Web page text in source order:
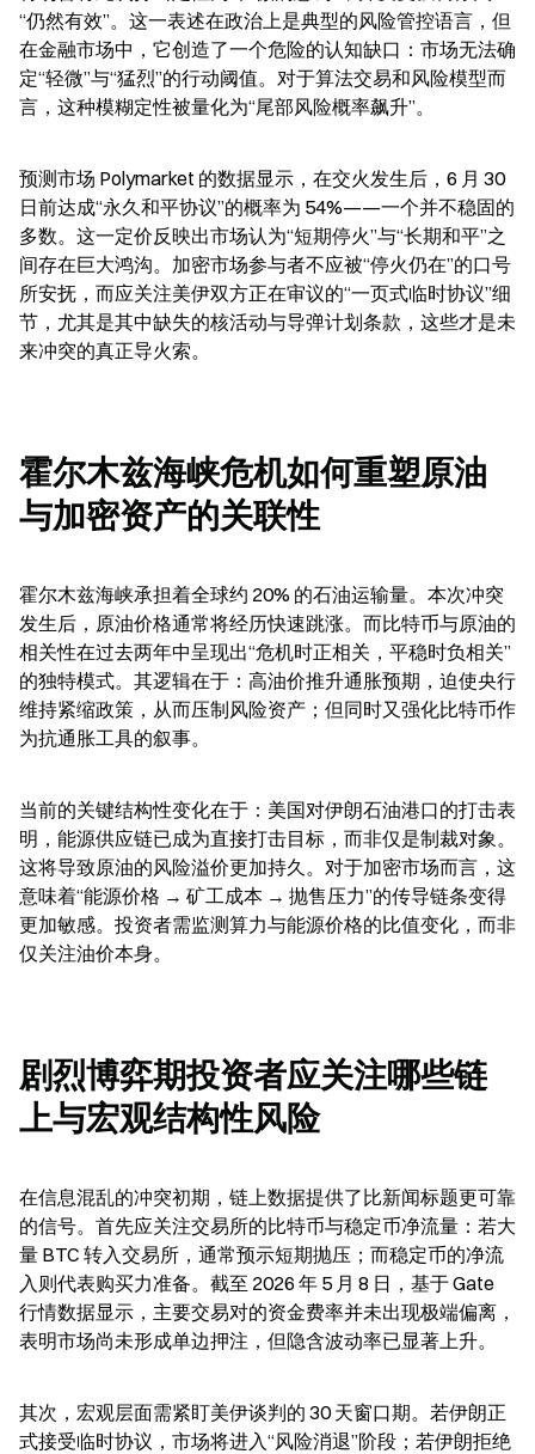
“仍然有效”。这一表述在政治上是典型的风险管控语言，但
在金融市场中，它创造了一个危险的认知缺口：市场无法确
定“轻微”与“猛烈”的行动阈值。对于算法交易和风险模型而
言，这种模糊定性被量化为“尾部风险概率飙升”。
预测市场 Polymarket 的数据显示，在交火发生后，6 月 30
日前达成“永久和平协议”的概率为 54%——一个并不稳固的
多数。这一定价反映出市场认为“短期停火”与“长期和平”之
间存在巨大鸿沟。加密市场参与者不应被“停火仍在”的口号
所安抚，而应关注美伊双方正在审议的“一页式临时协议”细
节，尤其是其中缺失的核活动与导弹计划条款，这些才是未
来冲突的真正导火索。
霍尔木兹海峡危机如何重塑原油
与加密资产的关联性
霍尔木兹海峡承担着全球约 20% 的石油运输量。本次冲突
发生后，原油价格通常将经历快速跳涨。而比特币与原油的
相关性在过去两年中呈现出“危机时正相关，平稳时负相关”
的独特模式。其逻辑在于：高油价推升通胀预期，迫使央行
维持紧缩政策，从而压制风险资产；但同时又强化比特币作
为抗通胀工具的叙事。
当前的关键结构性变化在于：美国对伊朗石油港口的打击表
明，能源供应链已成为直接打击目标，而非仅是制裁对象。
这将导致原油的风险溢价更加持久。对于加密市场而言，这
意味着“能源价格 → 矿工成本 → 抛售压力”的传导链条变得
更加敏感。投资者需监测算力与能源价格的比值变化，而非
仅关注油价本身。
剧烈博弈期投资者应关注哪些链
上与宏观结构性风险
在信息混乱的冲突初期，链上数据提供了比新闻标题更可靠
的信号。首先应关注交易所的比特币与稳定币净流量：若大
量 BTC 转入交易所，通常预示短期抛压；而稳定币的净流
入则代表购买力准备。截至 2026 年 5 月 8 日，基于 Gate
行情数据显示，主要交易对的资金费率并未出现极端偏离，
表明市场尚未形成单边押注，但隐含波动率已显著上升。
其次，宏观层面需紧盯美伊谈判的 30 天窗口期。若伊朗正
式接受临时协议，市场将进入“风险消退”阶段；若伊朗拒绝